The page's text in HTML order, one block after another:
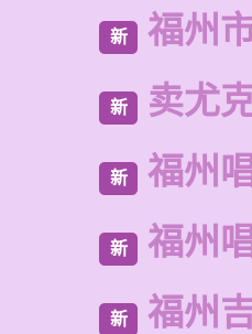
新 福州
新 卖尤
新 福州
新 福州
新 福州